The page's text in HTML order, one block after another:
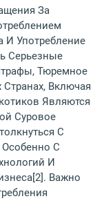
За
И Употребление
Серьезные
Тюремное
Включая
Являются
Суровое
С
С
И
Важно